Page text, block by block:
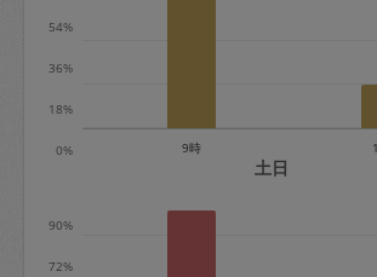
※キャンセル料金の設定について
0%
18%
36%
54%
9時
土日
72%
90%